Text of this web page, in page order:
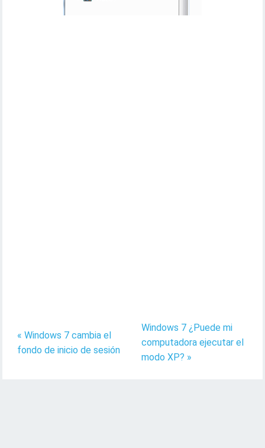
« Windows 7 cambia el
fondo de inicio de sesión
Windows 7 ¿Puede mi
computadora ejecutar el
modo XP? »